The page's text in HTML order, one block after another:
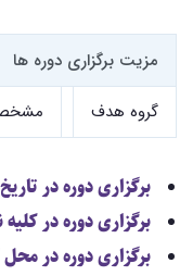
مزیت برگزاری دوره ها
گروه هدف
برگزاری دوره در
برگزاری دوره در
برگزاری دوره در محل